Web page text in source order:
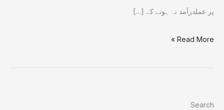
پر عملدرآمد نہ ہونے کے […]
Read More »
Search